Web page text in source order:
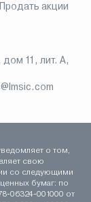
Продать акции
дом 11, лит. А,
о том,
свою
со следующими
бумаг: по
06324-001000 от